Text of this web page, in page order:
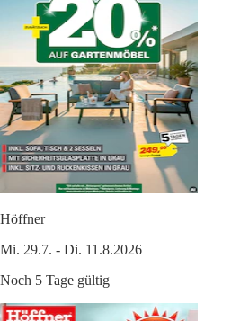
Höffner
Mi. 29.7. - Di. 11.8.2026
Noch 5 Tage gültig